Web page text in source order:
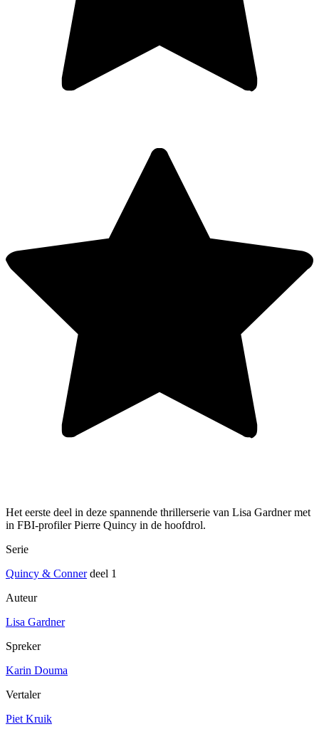
Het eerste deel in deze spannende thrillerserie van Lisa Gardner met
in FBI-profiler Pierre Quincy in de hoofdrol.
Serie
Quincy & Connerdeel 1
Auteur
Lisa Gardner
Spreker
Karin Douma
Vertaler
Piet Kruik